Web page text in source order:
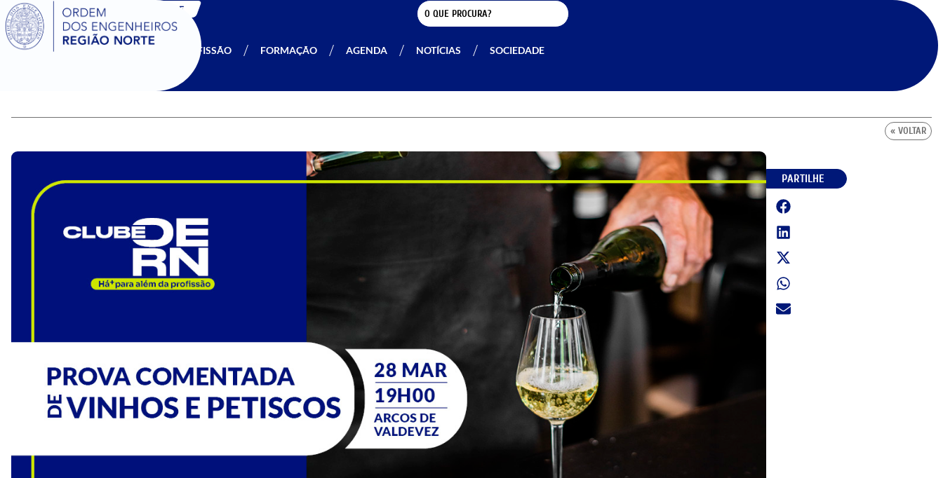
SIGOE
A OERN PROFISSÃO FORMAÇÃO AGENDA NOTÍCIAS SOCIEDADE
« VOLTAR
PARTILHE